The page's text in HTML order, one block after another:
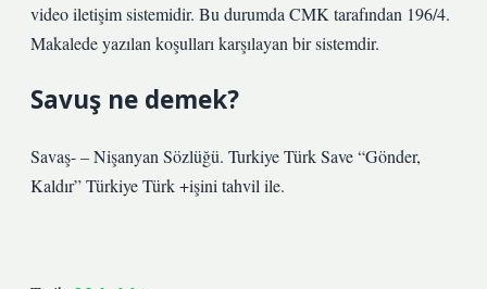
video iletişim sistemidir. Bu durumda CMK tarafından 196/4.
Makalede yazılan koşulları karşılayan bir sistemdir.
Savuş ne demek?
Savaş- – Nişanyan Sözlüğü. Turkiye Türk Save “Gönder,
Kaldır” Türkiye Türk +işini tahvil ile.